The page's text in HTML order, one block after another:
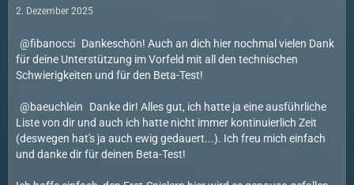
2. Dezember 2025
fibanocci Dankeschön! Auch an dich hier nochmal vielen Dank
für deine Unterstützung im Vorfeld mit all den technischen
Schwierigkeiten und für den Beta-Test!
baeuchlein
Danke dir! Alles gut, ich hatte ja eine ausführliche
Liste von dir und auch ich hatte nicht immer kontinuierlich Zeit
(deswegen hat's ja auch ewig gedauert...). Ich freu mich einfach
und danke dir für deinen Beta-Test!